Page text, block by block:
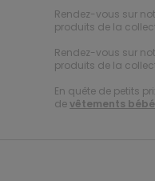
Rendez-vous sur
produits de la
Rendez-vous sur
produits de la
En quête de petits
devêtements